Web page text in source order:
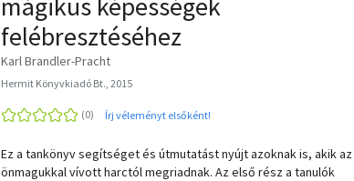
felébresztéséhez
Karl Brandler-Pracht
Hermit Könyvkiadó Bt., 2015
Írj véleményt elsőként!
Ez a tankönyv segítséget és útmutatást nyújt azoknak is, akik az
önmagukkal vívott harctól megriadnak. Az első rész a tanulók